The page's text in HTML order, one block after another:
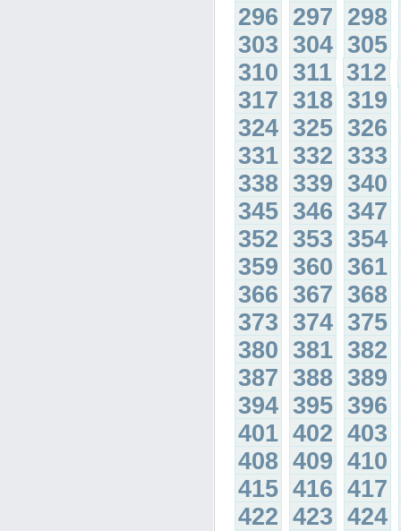
296 297 298
303 304 305
310 311 312
317 318 319
324 325 326
331 332 333
338 339 340
345 346 347
352 353 354
359 360 361
366 367 368
373 374 375
380 381 382
387 388 389
394 395 396
401 402 403
408 409 410
415 416 417
422 423 424